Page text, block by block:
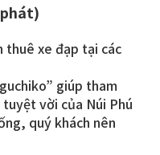
thuê xe đạp tại các
giúp tham
vời của Núi Phú
quý khách nên